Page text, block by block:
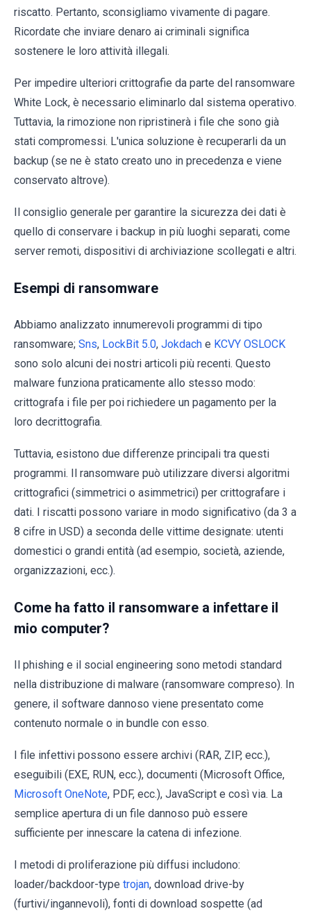
riscatto. Pertanto, sconsigliamo vivamente di pagare.
Ricordate che inviare denaro ai criminali significa
sostenere le loro attività illegali.
Per impedire ulteriori crittografie da parte del ransomware
White Lock, è necessario eliminarlo dal sistema operativo.
Tuttavia, la rimozione non ripristinerà i file che sono già
stati compromessi. L'unica soluzione è recuperarli da un
backup (se ne è stato creato uno in precedenza e viene
conservato altrove).
Il consiglio generale per garantire la sicurezza dei dati è
quello di conservare i backup in più luoghi separati, come
server remoti, dispositivi di archiviazione scollegati e altri.
Esempi di ransomware
Abbiamo analizzato innumerevoli programmi di tipo
ransomware; Sns, LockBit 5.0, Jokdach e KCVY OSLOCK
sono solo alcuni dei nostri articoli più recenti. Questo
malware funziona praticamente allo stesso modo:
crittografa i file per poi richiedere un pagamento per la
loro decrittografia.
Tuttavia, esistono due differenze principali tra questi
programmi. Il ransomware può utilizzare diversi algoritmi
crittografici (simmetrici o asimmetrici) per crittografare i
dati. I riscatti possono variare in modo significativo (da 3 a
8 cifre in USD) a seconda delle vittime designate: utenti
domestici o grandi entità (ad esempio, società, aziende,
organizzazioni, ecc.).
Come ha fatto il ransomware a infettare il
mio computer?
Il phishing e il social engineering sono metodi standard
nella distribuzione di malware (ransomware compreso). In
genere, il software dannoso viene presentato come
contenuto normale o in bundle con esso.
I file infettivi possono essere archivi (RAR, ZIP, ecc.),
eseguibili (EXE, RUN, ecc.), documenti (Microsoft Office,
Microsoft OneNote, PDF, ecc.), JavaScript e così via. La
semplice apertura di un file dannoso può essere
sufficiente per innescare la catena di infezione.
I metodi di proliferazione più diffusi includono:
loader/backdoor-type trojan, download drive-by
(furtivi/ingannevoli), fonti di download sospette (ad